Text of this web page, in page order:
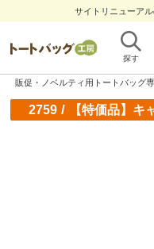
サイトリニューア
探す
販促・ノベルティ用トートバッグ
2759/ 【特価品】キ